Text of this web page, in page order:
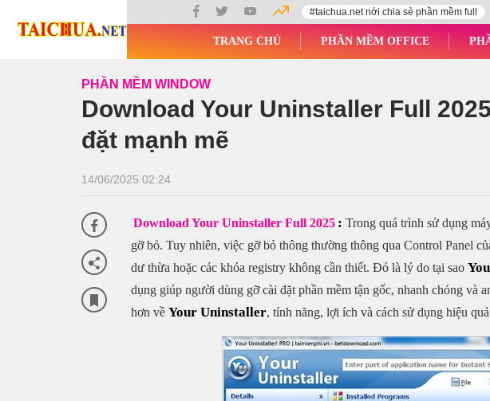
#taichua.net nới chia sẻ phần mềm full
TRANG CHỦ PHẦN MỀM OFFICE
PHẦN MỀM WINDOW
Download Your Uninstaller Full
đặt mạnh mẽ
14/06/2025 02:24
Download Your Uninstaller Full 2025 : Trong quá trình sử dụng
gỡ bỏ. Tuy nhiên, việc gỡ bỏ thông thường thông qua Control Panel
dư thừa hoặc các khóa registry không cần thiết. Đó là lý do tại sao
dụng giúp người dùng gỡ cài đặt phần mềm tận gốc, nhanh chóng và
hơn về Your Uninstaller, tính năng, lợi ích và cách sử dụng hiệu